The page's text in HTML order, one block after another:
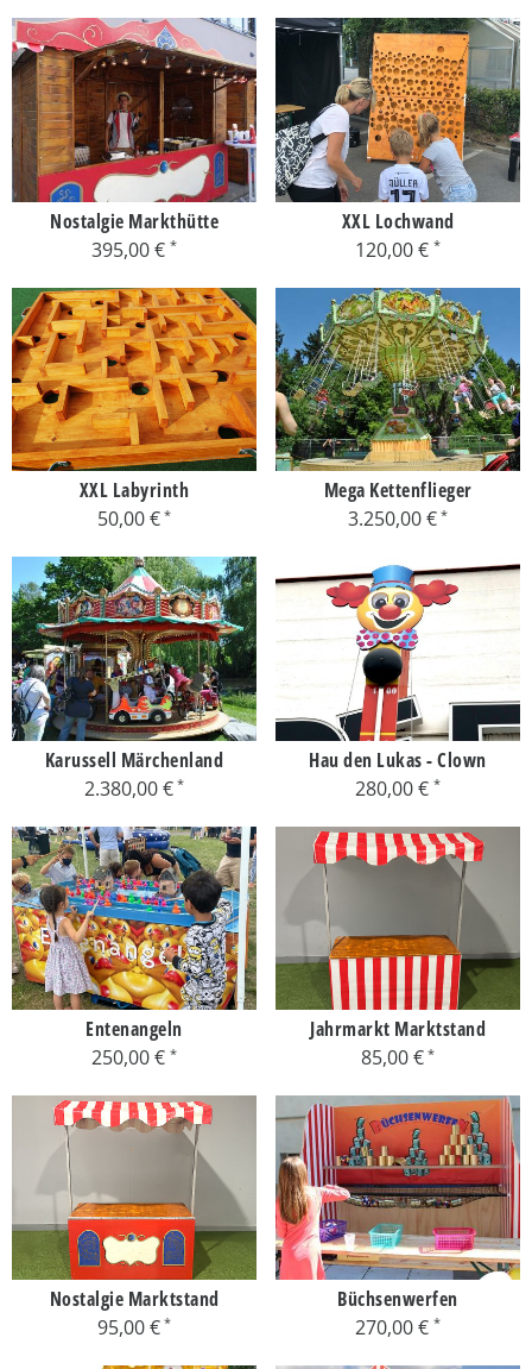
Nostalgie Markthütte
395,00 €
XXL Lochwand
120,00 €
XXL Labyrinth
50,00 €
Mega Kettenflieger
3.250,00 €
Karussell Märchenland
2.380,00 €
Hau den Lukas - Clown
280,00 €
Entenangeln
250,00 €
Jahrmarkt Marktstand
85,00 €
Nostalgie Marktstand
95,00 €
Büchsenwerfen
270,00 €